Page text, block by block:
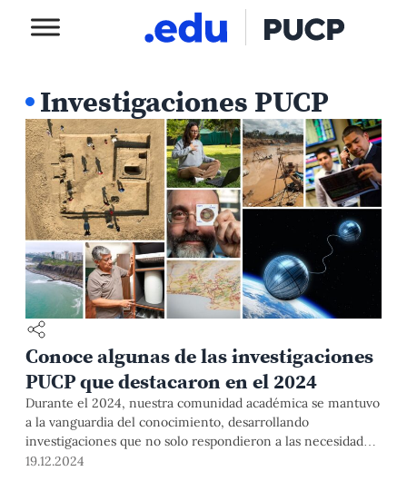
Investigaciones PUCP
Conoce algunas de las investigaciones
PUCP que destacaron en el 2024
Durante el 2024, nuestra comunidad académica se mantuvo
a la vanguardia del conocimiento, desarrollando
investigaciones que no solo respondieron a las necesidades
del presente, sino que también abrieron caminos hacia el
19.12.2024